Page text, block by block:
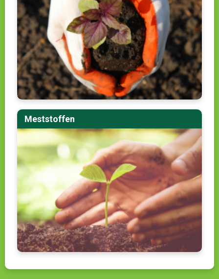
Meststoffen